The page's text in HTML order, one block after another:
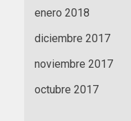
enero 2018
diciembre 2017
noviembre 2017
octubre 2017